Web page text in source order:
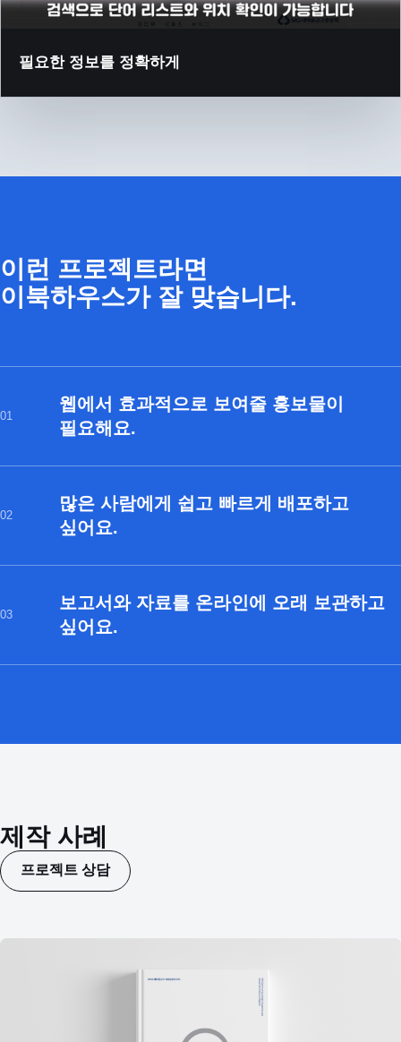
필요한 정보를 정확하게
이런 프로젝트라면
이북하우스가 잘 맞습니다.
01
웹에서 효과적으로 보여줄 홍보물이
필요해요.
02
많은 사람에게 쉽고 빠르게 배포하고
싶어요.
03
보고서와 자료를 온라인에 오래 보관하고
싶어요.
제작 사례
프로젝트 상담